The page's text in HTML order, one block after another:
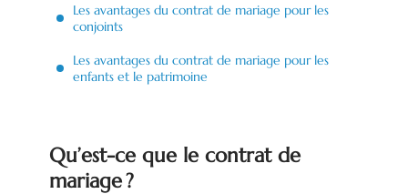
Les avantages du contrat de mariage pour les
conjoints
Les avantages du contrat de mariage pour les
enfants et le patrimoine
Qu’est-ce que le contrat de
mariage ?